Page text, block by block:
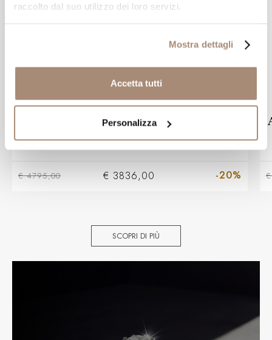
raccolto dal suo utilizzo dei loro servizi.
Mostra dettagli
Accetta tutti
Personalizza
SALVINI
Anello trilogy Salvini Daphne in oro
bianco e diamanti
€ 4795,00 € 3836,00 -20%
SCOPRI DI PIÙ